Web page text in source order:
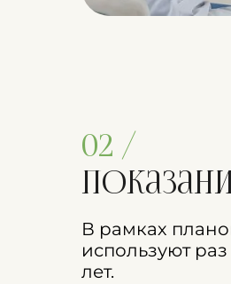
02 /
В рамках
используют
лет.